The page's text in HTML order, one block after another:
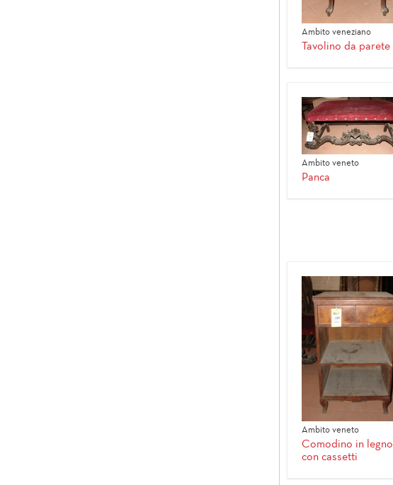
Ambito veneziano
Tavolino da parete
Ambito veneto
Panca
Ambito veneto
Comodino in legno
con cassetti